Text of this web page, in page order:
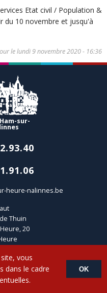
Etat civil / Population &
du 10 novembre et jusqu'à
lelundi 9 novembre 2020 - 16:36
sur-
heure-nalinnes.be
Thuin
20
Heure-Nalinnes - Developed by
vous
dans le cadre
OK